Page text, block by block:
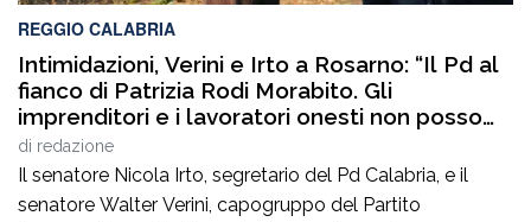
REGGIO CALABRIA
Intimidazioni, Verini e Irto a Rosarno: “Il Pd al
fianco di Patrizia Rodi Morabito. Gli
imprenditori e i lavoratori onesti non posso
essere lasciati da soli”
di redazione
Il senatore Nicola Irto, segretario del Pd Calabria, e il
senatore Walter Verini, capogruppo del Partito